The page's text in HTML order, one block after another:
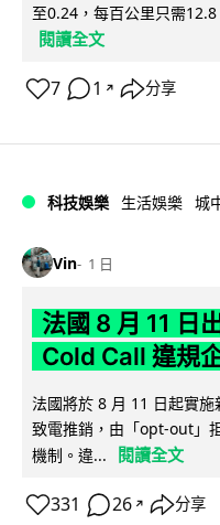
至0.24，每百公里只需
閱讀全文
7 1 ↗ 分享
科技娛樂 生活娛樂 城
Vin 1 日
法國 8 月 11 日
Cold Call 違規
法國將於 8 月 11 日起實
致電推銷，由「opt-out」
機制。違...
閱讀全文
331 26 ↗ 分享